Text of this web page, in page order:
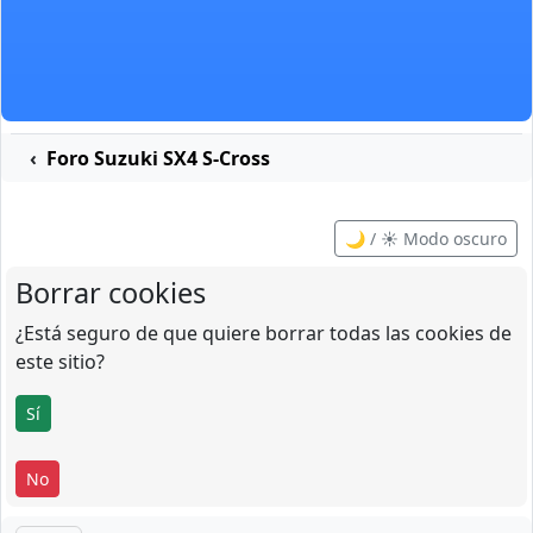
Foro Suzuki SX4 S-Cross
🌙 / ☀️ Modo oscuro
Borrar cookies
¿Está seguro de que quiere borrar todas las cookies de
este sitio?